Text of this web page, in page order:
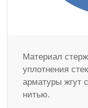
Материал
уплотнения
арматуры жгут
нитью.